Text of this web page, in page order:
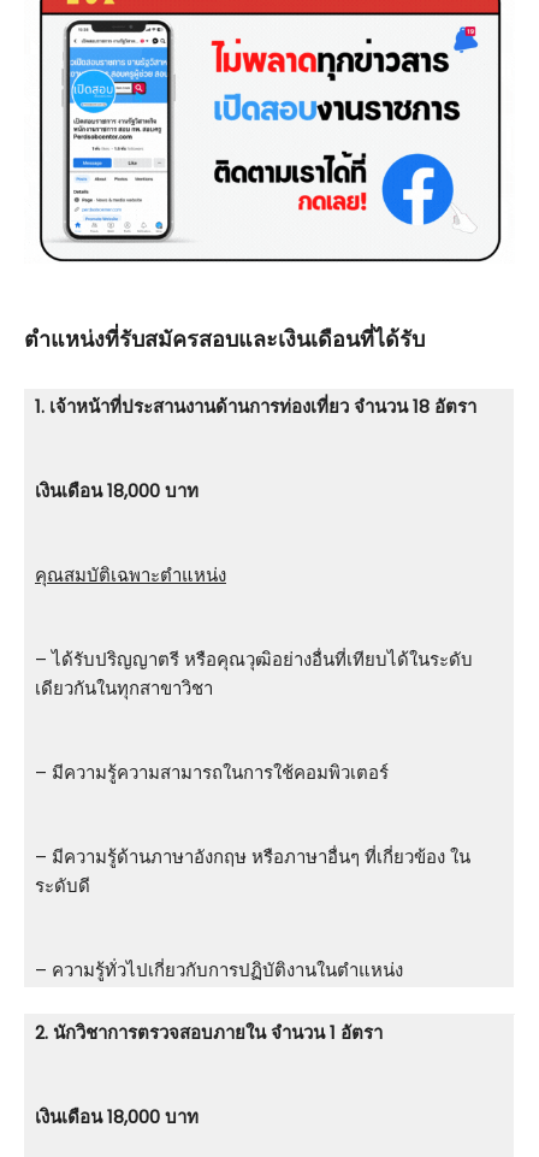
ตําแหน่งที่รับสมัครสอบและเงินเดือนที่ได้รับ
1. เจ้าหน้าที่ประสานงานด้านการท่องเที่ยว จำนวน 18 อัตรา
เงินเดือน 18,000 บาท
คุณสมบัติเฉพาะตำแหน่ง
– ได้รับปริญญาตรี หรือคุณวุฒิอย่างอื่นที่เทียบได้ในระดับ
เดียวกันในทุกสาขาวิชา
– มีความรู้ความสามารถในการใช้คอมพิวเตอร์
– มีความรู้ด้านภาษาอังกฤษ หรือภาษาอื่นๆ ที่เกี่ยวข้อง ใน
ระดับดี
– ความรู้ทั่วไปเกี่ยวกับการปฏิบัติงานในตำแหน่ง
2. นักวิชาการตรวจสอบภายใน จำนวน 1 อัตรา
เงินเดือน 18,000 บาท